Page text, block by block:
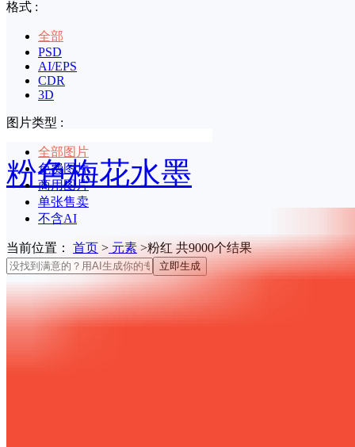
格式 :
全部
PSD
AI/EPS
CDR
3D
图片类型 :
全部图片
免费图片
商用图片
单张售卖
不含AI
当前位置： 首页 > 元素 >粉红 共9000个结果
立即生成
粉色梅花水墨